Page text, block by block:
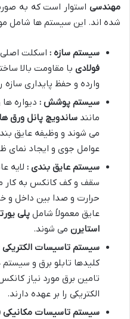
مهندسی استوار است که به
شده اند. این سیستم ها شامل
سیستم سازه : اسکلت اصلی
فولادی با مقاومت بالا
وارده و حفظ پایداری سازه
سیستم پوشش : دیواره
مانند ساندویچ پانل ورق
می شوند و وظیفه عایق
عوامل جوی و ایجاد نمای
سیستم عایق بندی : لایه
سقف و کف کانکس به کار
حرارت و صدا بین داخل و
عایق معمولاً شامل پلی
استایرن می شوند.
سیستم تاسیسات الکتریکی
کلیدها تابلو برق و
تامین برق مورد نیاز
الکتریکی را بر عهده دارند.
سیستم تاسیسات